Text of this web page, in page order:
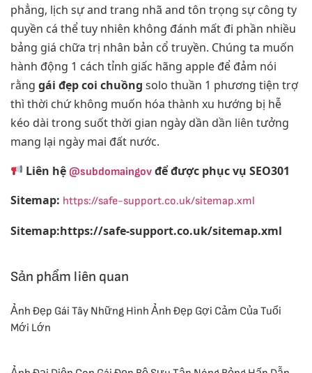
phẳng, lịch sự and trang nhã and tôn trọng sự công ty
quyền cá thể tuy nhiên không đánh mất đi phần nhiều
bảng giá chữa trị nhân bản cổ truyền. Chúng ta muốn
hành động 1 cách tỉnh giấc hãng apple để đảm nói
rằng gái đẹp coi chuồng solo thuần 1 phương tiện trợ
thì thời chứ không muốn hóa thành xu hướng bị hễ
kéo dài trong suốt thời gian ngày dần dần liên tưởng
mang lại ngày mai đất nước.
Liên hệ@subdomaingov để được phục vụ SEO301
Sitemap: https://safe-support.co.uk/sitemap.xml
Sitemap:https://safe-support.co.uk/sitemap.xml
Sản phẩm liên quan
Ảnh Đẹp Gái Tây Những Hình Ảnh Đẹp Gợi Cảm Của Tuổi
Mới Lớn